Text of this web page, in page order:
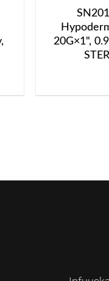
20G×1",